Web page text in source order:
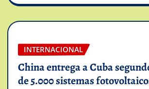
INTERNACIONAL
China entrega a Cuba
de 5.000 sistemas